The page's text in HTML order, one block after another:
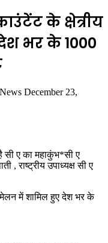
के क्षेत्रीय
भर के 1000
Send
December 23,
सी ए का महाकुंभ*सी ए
, राष्ट्रीय उपाध्यक्ष सी ए
में शामिल हुए देश भर के